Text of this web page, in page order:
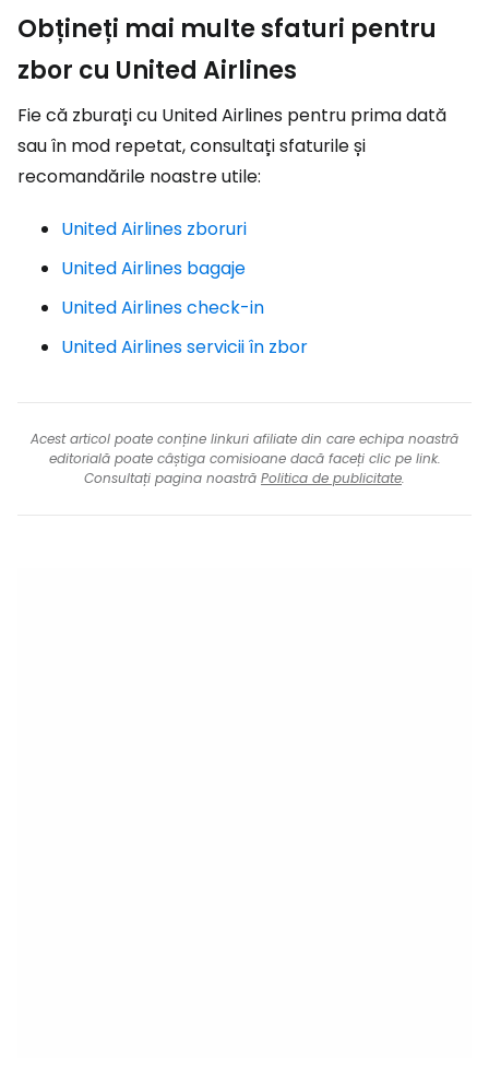
Obțineți mai multe sfaturi pentru
zbor cu United Airlines
Fie că zburați cu United Airlines pentru prima dată
sau în mod repetat, consultați sfaturile și
recomandările noastre utile:
United Airlines zboruri
United Airlines bagaje
United Airlines check-in
United Airlines servicii în zbor
Acest articol poate conține linkuri afiliate din care echipa noastră
editorială poate câștiga comisioane dacă faceți clic pe link.
Consultați pagina noastră Politica de publicitate.